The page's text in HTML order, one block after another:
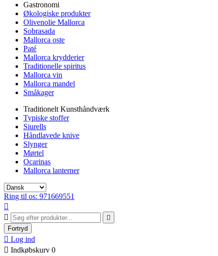
Gastronomi
Økologiske produkter
Olivenolie Mallorca
Sobrasada
Mallorca oste
Paté
Mallorca krydderier
Traditionelle spiritus
Mallorca vin
Mallorca mandel
Småkager
Traditionelt Kunsthåndværk
Typiske stoffer
Siurells
Håndlavede knive
Slynger
Mørtel
Ocarinas
Mallorca lanterner
Ring til os: 971669551



Fortryd
 Log ind
 Indkøbskurv 0